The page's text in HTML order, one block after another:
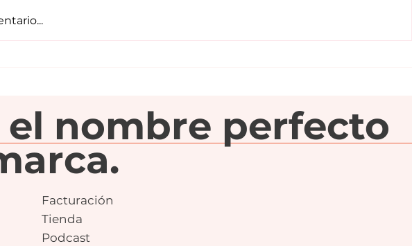
el nombre perfecto
Facturación
Tienda
Podcast
si